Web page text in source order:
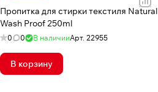
Пропитка для стирки текстиля Natural
Wash Proof 250ml
0 0 В наличииАрт. 22955
В корзину